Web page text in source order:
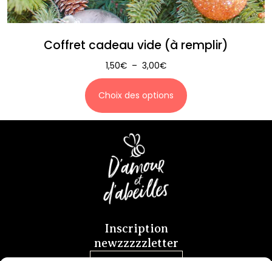
Coffret cadeau vide (à remplir)
1,50€ – 3,00€
Choix des options
Inscription
newzzzzzletter